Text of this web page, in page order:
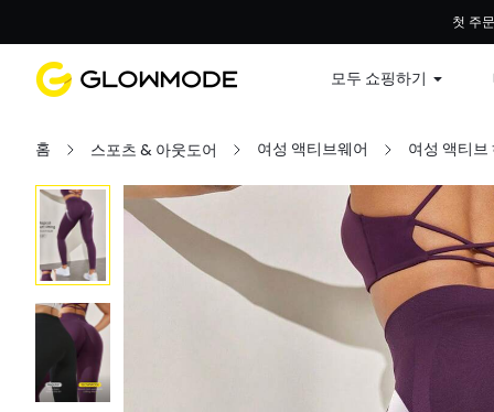
첫 주
모두 쇼핑하기
홈 스포츠 & 아웃도어 여성 액티브웨어 여성 액티브